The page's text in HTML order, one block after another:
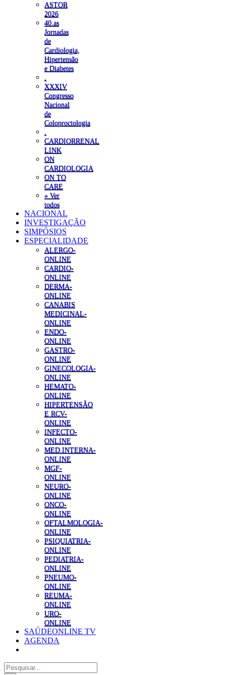
ASTOR
2026
40.as
Jornadas
de
Cardiologia,
Hipertensão
e Diabetes
XXXIV
Congresso
Nacional
de
Coloproctologia
CARDIORRENAL
LINK
ON
CARDIOLOGIA
ON TO
CARE
» Ver
todos
NACIONAL
INVESTIGAÇÃO
SIMPÓSIOS
ESPECIALIDADE
ALERGO-
ONLINE
CARDIO-
ONLINE
DERMA-
ONLINE
CANABIS
MEDICINAL-
ONLINE
ENDO-
ONLINE
GASTRO-
ONLINE
GINECOLOGIA-
ONLINE
HEMATO-
ONLINE
HIPERTENSÃO
E RCV-
ONLINE
INFECTO-
ONLINE
MED.INTERNA-
ONLINE
MGF-
ONLINE
NEURO-
ONLINE
ONCO-
ONLINE
OFTALMOLOGIA-
ONLINE
PSIQUIATRIA-
ONLINE
PEDIATRIA-
ONLINE
PNEUMO-
ONLINE
REUMA-
ONLINE
URO-
ONLINE
SAÚDEONLINE TV
AGENDA
Pesquisar